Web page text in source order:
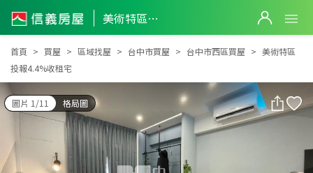
美術特區投報4.4%收租宅
美術特區投報4.4%收租宅
首頁 買屋 區域找屋 台中市買屋 台中市西區買屋
美術特區
投報4.4%收租宅
圖片 1/11 格局圖